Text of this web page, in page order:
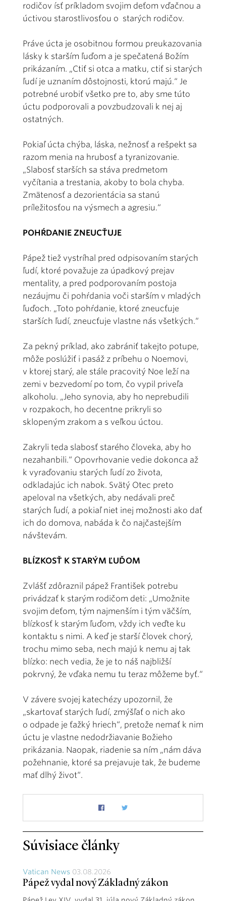
rodičov ísť príkladom svojim deťom vďačnou a
úctivou starostlivosťou o starých rodičov.
Práve úcta je osobitnou formou preukazovania
lásky k starším ľuďom a je spečatená Božím
prikázaním. „Ctiť si otca a matku, ctiť si starých
ľudí je uznaním dôstojnosti, ktorú majú.“ Je
potrebné urobiť všetko pre to, aby sme túto
úctu podporovali a povzbudzovali k nej aj
ostatných.
Pokiaľ úcta chýba, láska, nežnosť a rešpekt sa
razom menia na hrubosť a tyranizovanie.
„Slabosť starších sa stáva predmetom
vyčítania a trestania, akoby to bola chyba.
Zmätenosť a dezorientácia sa stanú
príležitosťou na výsmech a agresiu.“
POHŔDANIE ZNEUCŤUJE
Pápež tiež vystríhal pred odpisovaním starých
ľudí, ktoré považuje za úpadkový prejav
mentality, a pred podporovaním postoja
nezáujmu či pohŕdania voči starším v mladých
ľuďoch. „Toto pohŕdanie, ktoré zneucťuje
starších ľudí, zneucťuje vlastne nás všetkých.“
Za pekný príklad, ako zabrániť takejto potupe,
môže poslúžiť i pasáž z príbehu o Noemovi,
v ktorej starý, ale stále pracovitý Noe leží na
zemi v bezvedomí po tom, čo vypil priveľa
alkoholu. „Jeho synovia, aby ho neprebudili
v rozpakoch, ho decentne prikryli so
sklopeným zrakom a s veľkou úctou.
Zakryli teda slabosť starého človeka, aby ho
nezahanbili.“ Opovrhovanie vedie dokonca až
k vyraďovaniu starých ľudí zo života,
odkladajúc ich nabok. Svätý Otec preto
apeloval na všetkých, aby nedávali preč
starých ľudí, a pokiaľ niet inej možnosti ako dať
ich do domova, nabáda k čo najčastejším
návštevám.
BLÍZKOSŤ K STARÝM ĽUĎOM
Zvlášť zdôraznil pápež František potrebu
privádzať k starým rodičom deti: „Umožnite
svojim deťom, tým najmenším i tým väčším,
blízkosť k starým ľuďom, vždy ich veďte ku
kontaktu s nimi. A keď je starší človek chorý,
trochu mimo seba, nech majú k nemu aj tak
blízko: nech vedia, že je to náš najbližší
pokrvný, že vďaka nemu tu teraz môžeme byť.“
V závere svojej katechézy upozornil, že
„skartovať starých ľudí, zmýšľať o nich ako
o odpade je ťažký hriech“, pretože nemať k nim
úctu je vlastne nedodržiavanie Božieho
prikázania. Naopak, riadenie sa ním „nám dáva
požehnanie, ktoré sa prejavuje tak, že budeme
mať dlhý život“.
Súvisiace články
Vatican News 03.08.2026
Pápež vydal nový Základný zákon